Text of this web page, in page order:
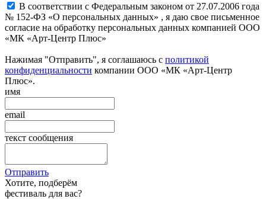
В соответствии с Федеральным законом от 27.07.2006 года
№ 152-ФЗ «О персональных данных» , я даю свое письменное
согласие на обработку персональных данных компанией ООО
«МК «Арт-Центр Плюс»
Нажимая "Отправить", я соглашаюсь с политикой
конфиденциальности компании ООО «МК «Арт-Центр
Плюс».
имя
email
текст сообщения
Отправить
Хотите, подберём
фестиваль для вас?